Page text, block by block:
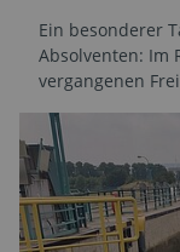
Ein besonderer
Absolventen: Im
vergangenen